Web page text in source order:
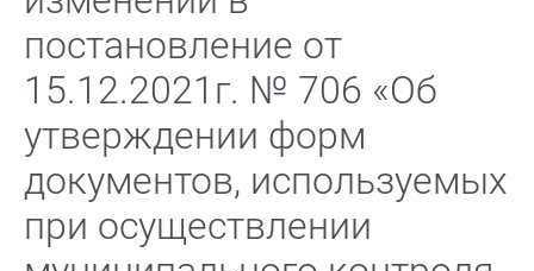
постановление от
15.12.2021г. № 706 «Об
утверждении форм
документов, используемых
при осуществлении